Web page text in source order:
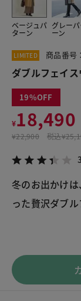
ベージュパ
ターン
グレー
ーン
LIMITED 商品番号
ダブルフェイ
19
¥18,490
¥22,900 税込
冬のお出かけ
った贅沢ダブル
この商品をシ